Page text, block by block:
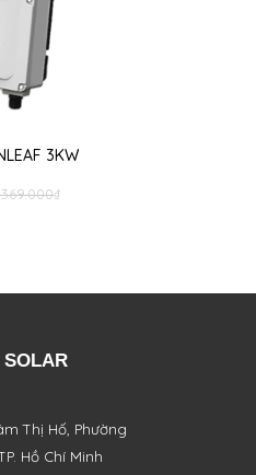
3KW
₫
SOLAR
Thị Hố, Phường
Hồ Chí Minh